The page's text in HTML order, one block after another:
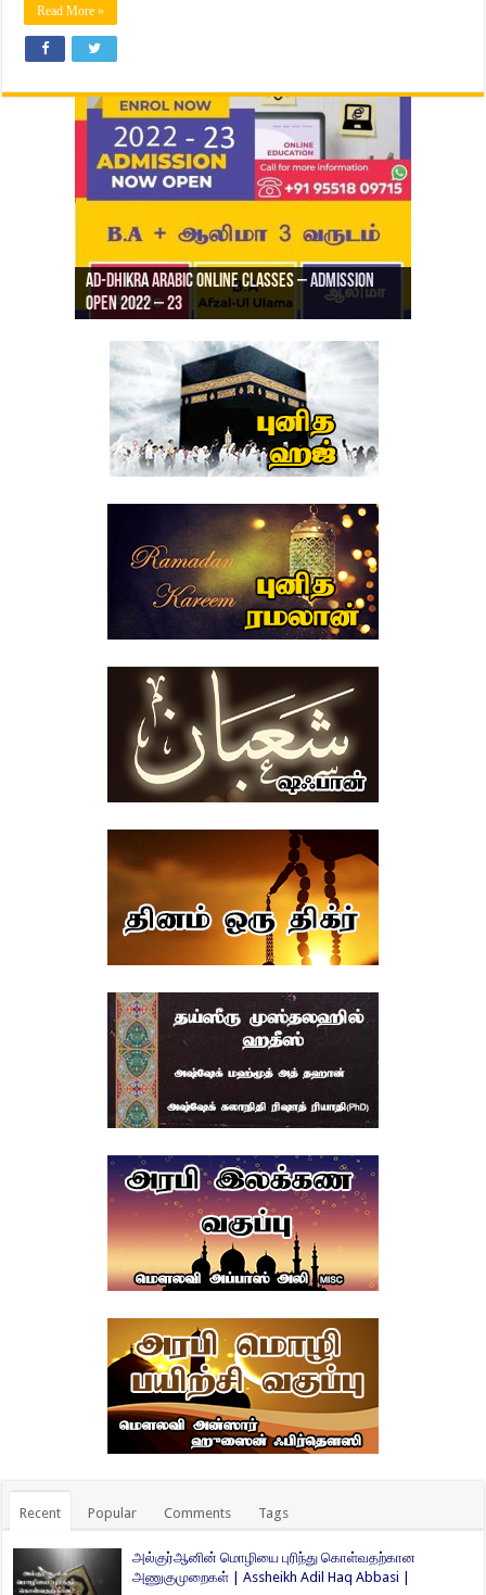
Read More »
Ad-Dhikra Arabic Online Classes – Admission
Open 2022 – 23
Ad-Dhikra Arabic Online Classes – BA Arabic
AD DHIKRA ARABIC COLLEGE ADMISSION
ரியாத் ஜும்ஆ தமிழாக்கம், Jamia Al Hajiri
Masjid (Kuwait Masjid), Malaz, Riyadh
Recent Popular Comments Tags
அல்குர்ஆனின் மொழியை புரிந்து கொள்வதற்கான
அணுகுமுறைகள் | Assheikh Adil Haq Abbasi |